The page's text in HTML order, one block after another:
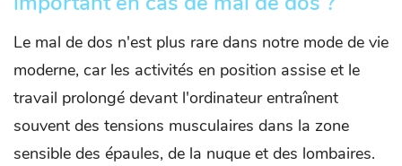
Le mal de dos n'est plus rare dans notre mode de vie
moderne, car les activités en position assise et le
travail prolongé devant l'ordinateur entraînent
souvent des tensions musculaires dans la zone
sensible des épaules, de la nuque et des lombaires.